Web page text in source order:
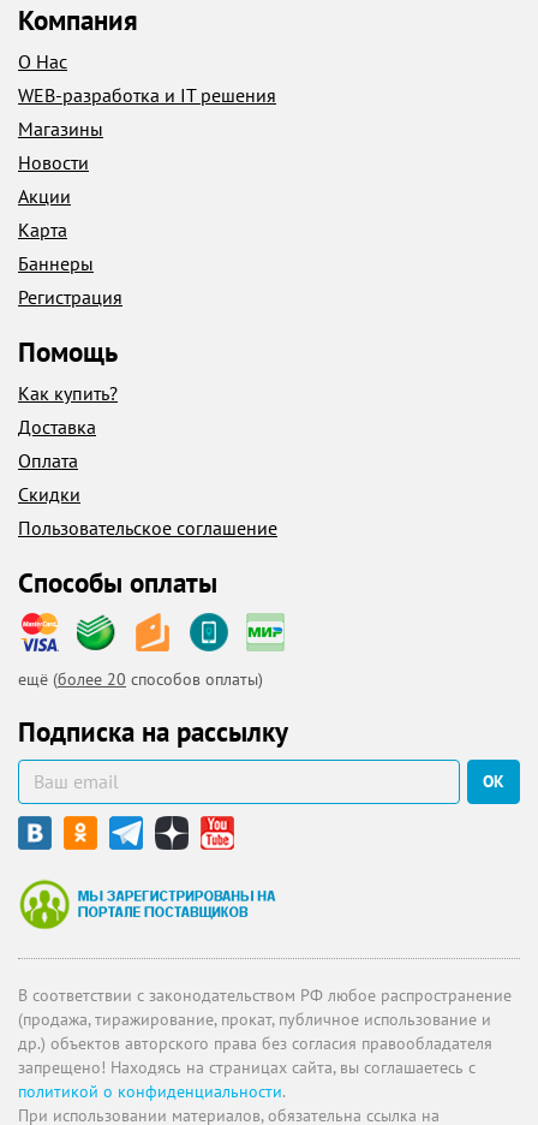
Компания
О Нас
WEB-разработка и IT решения
Магазины
Новости
Акции
Карта
Баннеры
Регистрация
Помощь
Как купить?
Доставка
Оплата
Скидки
Пользовательское соглашение
Способы оплаты
ещё (более 20 способов оплаты)
Подписка на рассылку
ОК
В соответствии с законодательством РФ любое распространение
(продажа, тиражирование, прокат, публичное использование и
др.) объектов авторского права без согласия правообладателя
запрещено! Находясь на страницах сайта, вы соглашаетесь с
политикой о конфиденциальности.
При использовании материалов, обязательна ссылка на